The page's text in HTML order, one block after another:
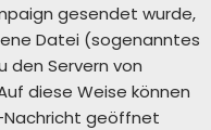
gesendet wurde,
Datei (sogenanntes
den Servern von
diese Weise können
geöffnet